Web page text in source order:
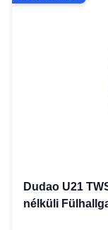
Dudao U21
nélküli